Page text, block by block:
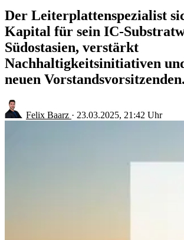
Der Leiterplattenspezialist
Kapital für sein IC-
Südostasien, verstärkt
Nachhaltigkeitsinitiativen
neuen Vorstandsvorsitzenden.
Felix Baarz · 23.03.2025, 21:42 Uhr